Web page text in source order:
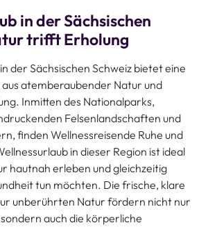
in der Sächsischen
trifft Erholung
der Sächsischen Schweiz bietet eine
atemberaubender Natur und
Inmitten des Nationalparks,
Felsenlandschaften und
finden Wellnessreisende Ruhe und
in dieser Region ist ideal
hautnah erleben und gleichzeitig
tun möchten. Die frische, klare
unberührten Natur fördern nicht nur
auch die körperliche